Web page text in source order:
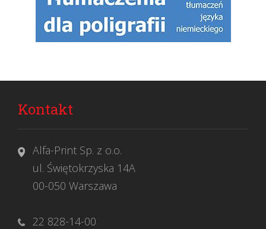
Kontakt
Alfa-Print Sp. z o.o.
ul. Świętokrzyska 14A
00-050 Warszawa
22 828-14-00